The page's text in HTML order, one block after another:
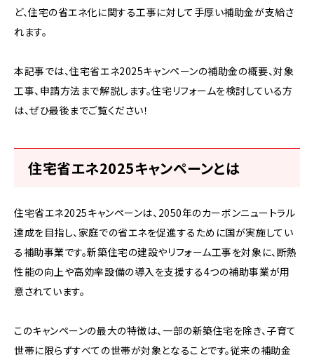
ど、住宅の省エネ化に関する工事に対して手厚い補助金が支給さ
れます。
本記事では、住宅省エネ2025キャンペーンの補助金の概要、対象
工事、申請方法まで解説します。住宅リフォームを検討している方
は、ぜひ最後までご覧ください！
住宅省エネ2025キャンペーンとは
住宅省エネ2025キャンペーンは、2050年のカーボンニュートラル
達成を目指し、家庭での省エネを促進するために国が実施してい
る補助事業です。新築住宅の建設やリフォーム工事を対象に、断熱
性能の向上や高効率設備の導入を支援する4つの補助事業が用
意されています。
このキャンペーンの最大の特徴は、一部の新築住宅を除き、子育て
世帯に限らずすべての世帯が対象となることです。従来の補助金